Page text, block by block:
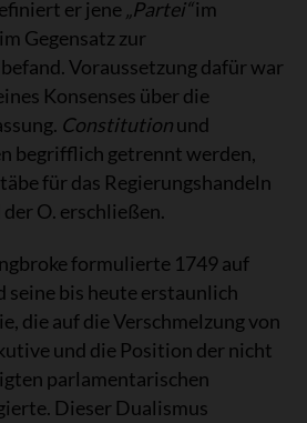
er jene „Partei“im
Gegensatz zur
Voraussetzung dafür war
Konsenses über die
Constitutionund
begrifflich getrennt werden,
für das Regierungshandeln
O. erschließen.
formulierte 1749 auf
bis heute erstaunlich
die auf die Verschmelzung von
und die Position der nicht
parlamentarischen
Dieser Dualismus